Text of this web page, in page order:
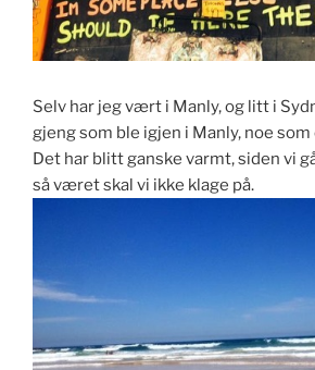
Selv har jeg vært i Manly, og litt i
gjeng som ble igjen i Manly, noe
Det har blitt ganske varmt, siden vi
så været skal vi ikke klage på.